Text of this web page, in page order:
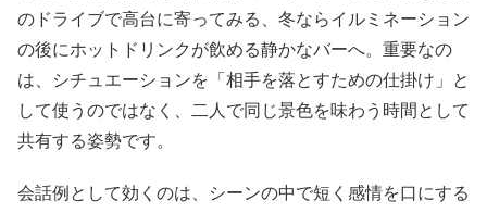
のドライブで高台に寄ってみる、冬ならイルミネーション
の後にホットドリンクが飲める静かなバーへ。重要なの
は、シチュエーションを「相手を落とすための仕掛け」と
して使うのではなく、二人で同じ景色を味わう時間として
共有する姿勢です。
会話例として効くのは、シーンの中で短く感情を口にする